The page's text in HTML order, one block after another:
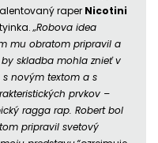
raper Nicotini
„Robova idea
mu obratom pripravil a
skladba mohla znieť v
s novým textom a s
prvkov –
ragga rap. Robert bol
pripravil svetový